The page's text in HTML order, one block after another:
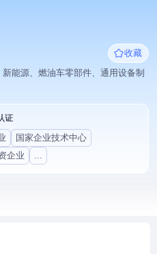
收藏
新能源、燃油车零部件、通用设备制
证
国家企业技术中心
企业 ...